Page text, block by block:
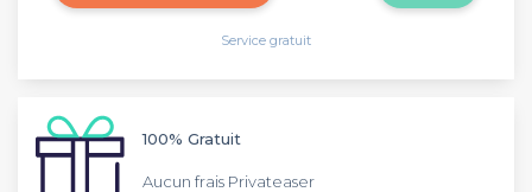
Service gratuit
100% Gratuit
Aucun frais Privateaser